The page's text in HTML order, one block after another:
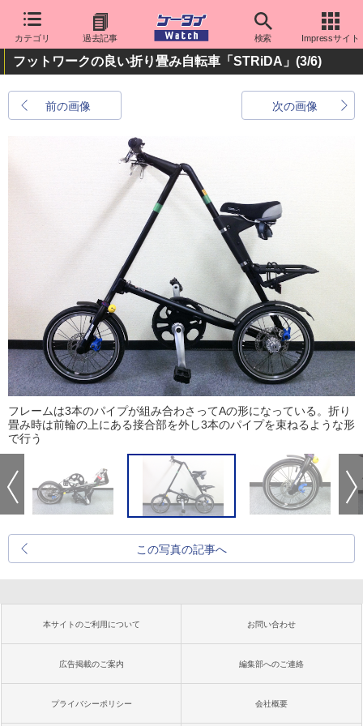
カテゴリ 過去記事 検索 Impressサイト
フットワークの良い折り畳み自転車「STRiDA」 (3/6)
前の画像 次の画像
フレームは3本のパイプが組み合わさってAの形になっている。折り
畳み時は前輪の上にある接合部を外し3本のパイプを束ねるような形
で行う
この写真の記事へ
本サイトのご利用について お問い合わせ
広告掲載のご案内 編集部へのご連絡
プライバシーポリシー 会社概要